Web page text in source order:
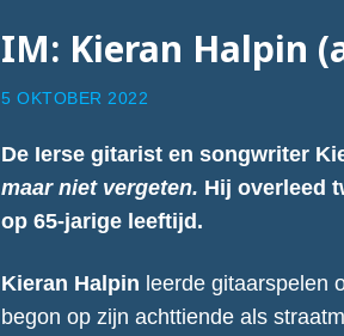
IM: Kieran Halpin
5 OKTOBER 2022
De Ierse gitarist en songwriter
maar niet vergeten. Hij overleed
op 65-jarige leeftijd.
Kieran Halpin leerde gitaarspelen
begon op zijn achttiende als